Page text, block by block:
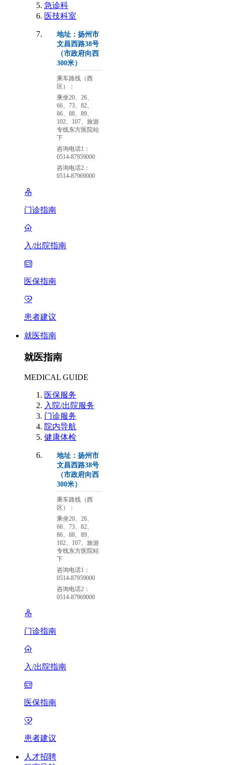
急诊科
医技科室
地址：扬州市
文昌西路38号
（市政府向西
300米）
乘车路线（西
区）：
乘坐20、26、
66、73、82、
86、88、89、
102、107、旅游
专线东方医院站
下
咨询电话1：
0514-87959000
咨询电话2：
0514-87969000
门诊指南
入/出院指南
医保指南
患者建议
就医指南
就医指南
MEDICAL GUIDE
医保服务
入院/出院服务
门诊服务
院内导航
健康体检
地址：扬州市
文昌西路38号
（市政府向西
300米）
乘车路线（西
区）：
乘坐20、26、
66、73、82、
86、88、89、
102、107、旅游
专线东方医院站
下
咨询电话1：
0514-87959000
咨询电话2：
0514-87969000
门诊指南
入/出院指南
医保指南
患者建议
人才招聘